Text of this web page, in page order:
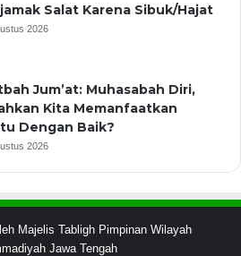
Salat Karena Sibuk/Hajat
2026
Jum’at: Muhasabah Diri,
Kita Memanfaatkan
Dengan Baik?
2026
Majelis Tabligh Pimpinan Wilayah
Jawa Tengah